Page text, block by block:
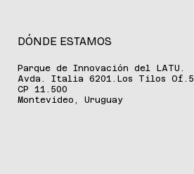
DÓNDE ESTAMOS
Parque de Innovación del LATU.
Avda. Italia 6201.Los Tilos Of.5
CP 11.500
Montevideo, Uruguay